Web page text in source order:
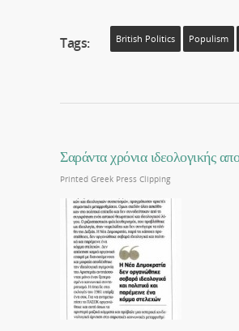
Tags: British Politics Populism
Σαράντα χρόνια ιδεολογικής
Printed Greek Press Clipping